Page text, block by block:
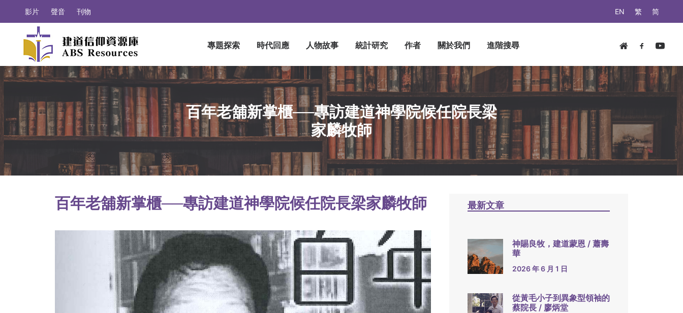
EN 繁 简
影片 聲音 刊物
專題探索 時代回應 人物故事 統計研究 作者 關於我們 進階搜尋
百年老舖新掌櫃──專訪建道神學院候任院長梁
家麟牧師
百年老舖新掌櫃──專訪建道神學院候任院長梁家麟牧師 最新文章
神賜良牧，建道蒙恩 / 蕭壽
華
2026 年 6 月 1 日
從黃毛小子到異象型領袖的
蔡院長 / 廖炳堂